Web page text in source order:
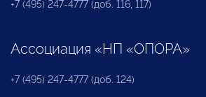
+7 (495) 247-4777 (доб. 116, 117)
Ассоциация «НП «ОПОРА»
+7 (495) 247-4777 (доб. 124)